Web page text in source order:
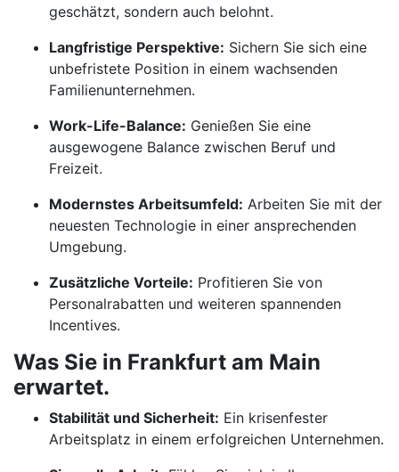
geschätzt, sondern auch belohnt.
Langfristige Perspektive: Sichern Sie sich eine
unbefristete Position in einem wachsenden
Familienunternehmen.
Work-Life-Balance: Genießen Sie eine
ausgewogene Balance zwischen Beruf und
Freizeit.
Modernstes Arbeitsumfeld: Arbeiten Sie mit der
neuesten Technologie in einer ansprechenden
Umgebung.
Zusätzliche Vorteile: Profitieren Sie von
Personalrabatten und weiteren spannenden
Incentives.
Was Sie in Frankfurt am Main
erwartet.
Stabilität und Sicherheit: Ein krisenfester
Arbeitsplatz in einem erfolgreichen Unternehmen.